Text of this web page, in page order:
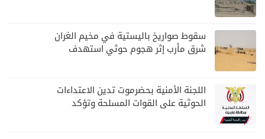
سقوط صواريخ باليستية في مخيم الغران
شرق مأرب إثر هجوم حوثي استهدف
اللجنة الأمنية بحضرموت تدين الاعتداءات
الحوثية على القوات المسلحة وتؤكد